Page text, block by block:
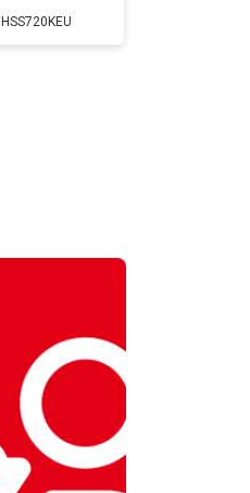
HSS720KEU